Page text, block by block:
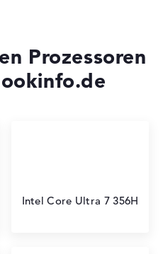
Prozessoren
Intel Core Ultra 7 356H